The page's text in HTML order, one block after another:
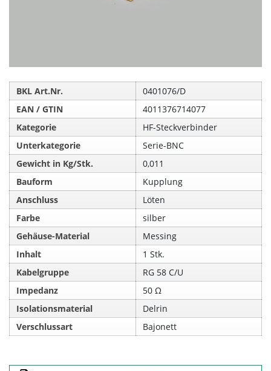
BKL Art.Nr.
0401076/D
EAN / GTIN
4011376714077
Kategorie
HF-Steckverbinder
Unterkategorie
Serie-BNC
Gewicht in Kg/Stk.
0,011
Bauform
Kupplung
Anschluss
Löten
Farbe
silber
Gehäuse-Material
Messing
Inhalt
1 Stk.
Kabelgruppe
RG 58 C/U
Impedanz
50 Ω
Isolationsmaterial
Delrin
Verschlussart
Bajonett